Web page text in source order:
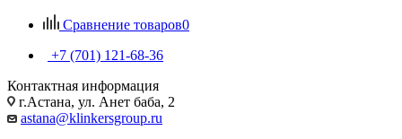
Сравнение товаров0
+7 (701) 121-68-36
Контактная информация
г.Астана, ул. Анет баба, 2
astana@klinkersgroup.ru